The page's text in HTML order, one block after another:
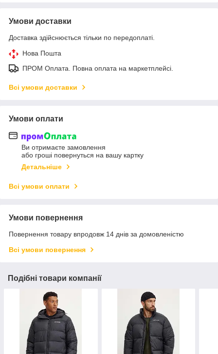
Умови доставки
Доставка здійснюється тільки по передоплаті.
Нова Пошта
ПРОМ Оплата. Повна оплата на маркетплейсі.
Всі умови доставки
Умови оплати
Ви отримаєте замовлення
або гроші повернуться на вашу картку
Детальніше
Всі умови оплати
Умови повернення
Повернення товару впродовж 14 днів за домовленістю
Всі умови повернення
Подібні товари компанії